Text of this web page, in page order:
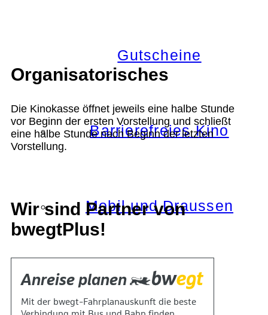
Gutscheine
Barrierefreies Kino
Mobil und Draussen
KOKI+
Organisatorisches
Die Kinokasse öffnet jeweils eine halbe Stunde
vor Beginn der ersten Vorstellung und schließt
eine halbe Stunde nach Beginn der letzten
Vorstellung.
Wir sind Partner von
bwegtPlus!